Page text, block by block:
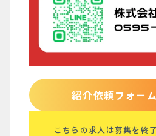
紹介依頼フォー
こちらの求人は募集を終